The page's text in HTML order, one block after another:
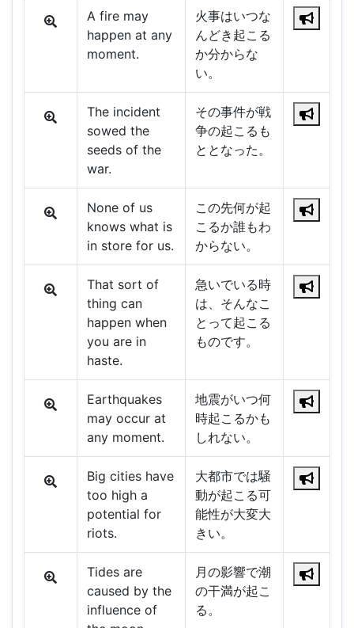
A fire may
happen at any
moment.
火事はいつな
んどき起こる
か分からな
い。
The incident
sowed the
seeds of the
war.
その事件が戦
争の起こるも
ととなった。
None of us
knows what is
in store for us.
この先何が起
こるか誰もわ
からない。
That sort of
thing can
happen when
you are in
haste.
急いでいる時
は、そんなこ
とって起こる
ものです。
Earthquakes
may occur at
any moment.
地震がいつ何
時起こるかも
しれない。
Big cities have
too high a
potential for
riots.
大都市では騒
動が起こる可
能性が大変大
きい。
Tides are
caused by the
influence of
月の影響で潮
の干満が起こ
る。